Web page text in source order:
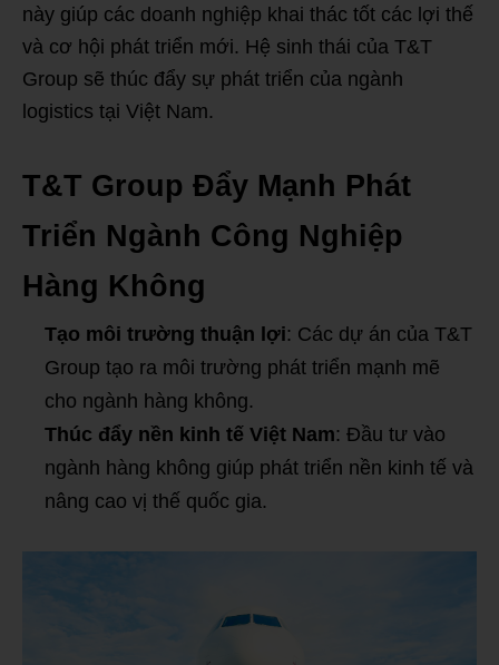
này giúp các doanh nghiệp khai thác tốt các lợi thế
và cơ hội phát triển mới. Hệ sinh thái của T&T
Group sẽ thúc đẩy sự phát triển của ngành
logistics tại Việt Nam.
T&T Group Đẩy Mạnh Phát
Triển Ngành Công Nghiệp
Hàng Không
Tạo môi trường thuận lợi: Các dự án của T&T
Group tạo ra môi trường phát triển mạnh mẽ
cho ngành hàng không.
Thúc đẩy nền kinh tế Việt Nam: Đầu tư vào
ngành hàng không giúp phát triển nền kinh tế và
nâng cao vị thế quốc gia.